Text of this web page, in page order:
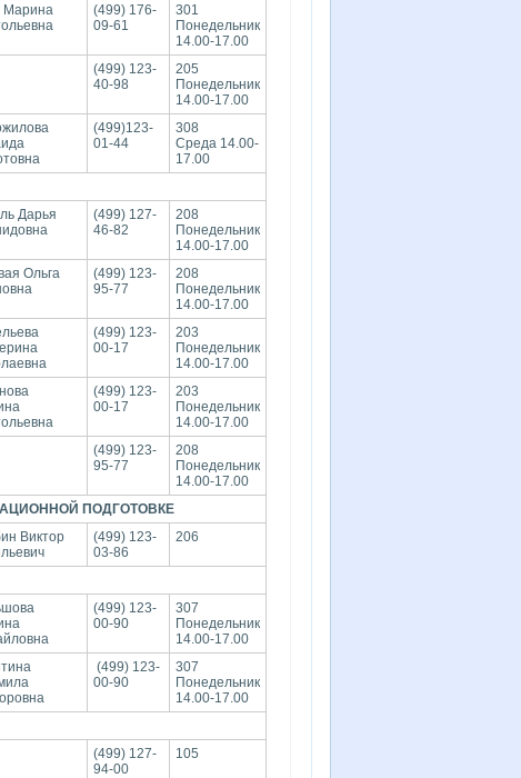
Марина
(499) 176-
09-61
301
Понедельник
14.00-17.00
(499) 123-
40-98
205
Понедельник
14.00-17.00
(499)123-
01-44
308
Среда 14.00-
17.00
Дарья
(499) 127-
46-82
208
Понедельник
14.00-17.00
Ольга
(499) 123-
95-77
208
Понедельник
14.00-17.00
(499) 123-
00-17
203
Понедельник
14.00-17.00
(499) 123-
00-17
203
Понедельник
14.00-17.00
(499) 123-
95-77
208
Понедельник
14.00-17.00
ПОДГОТОВКЕ
Виктор
(499) 123-
03-86
206
(499) 123-
00-90
307
Понедельник
14.00-17.00
(499) 123-
00-90
307
Понедельник
14.00-17.00
(499) 127-
94-00
105